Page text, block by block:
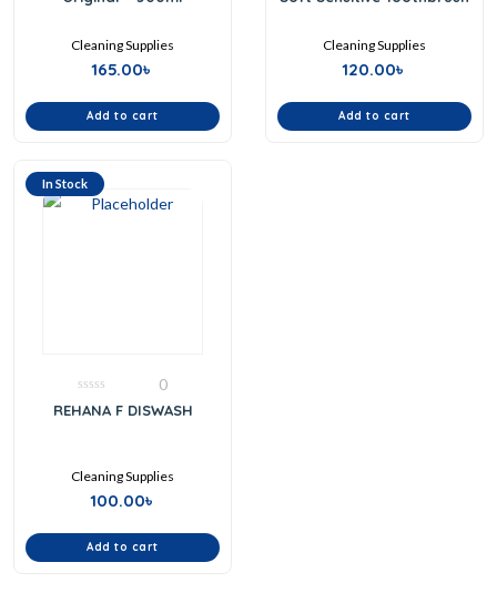
Cleaning Supplies
165.00৳
Add to cart
Cleaning Supplies
120.00৳
Add to cart
In Stock
0
out
0
REHANA F DISWASH
Cleaning Supplies
100.00৳
Add to cart